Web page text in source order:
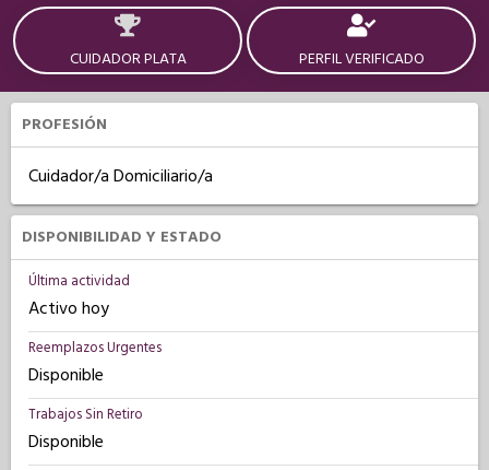
CUIDADOR PLATA PERFIL VERIFICADO
PROFESIÓN
Cuidador/a Domiciliario/a
DISPONIBILIDAD Y ESTADO
Última actividad
Activo hoy
Reemplazos Urgentes
Disponible
Trabajos Sin Retiro
Disponible